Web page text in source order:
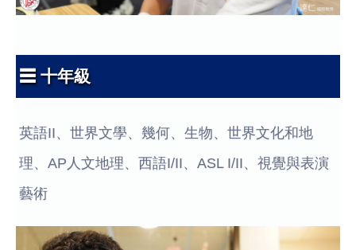
☰ 十年級
英語II、世界文學、幾何、生物、世界文化和地
理、AP人文地理、西語I/II、ASL I/II、視覺與表演
藝術